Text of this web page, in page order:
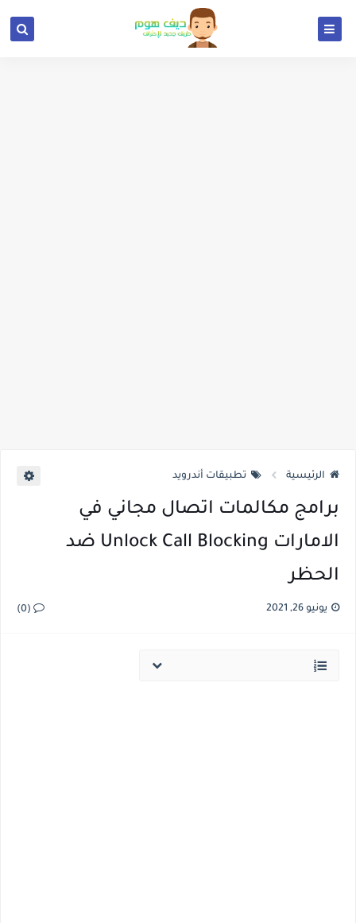
الرئيسية تطبيقات أندرويد
برامج مكالمات اتصال مجاني في
الامارات Unlock Call Blocking ضد
الحظر
يونيو 26, 2021 (0)